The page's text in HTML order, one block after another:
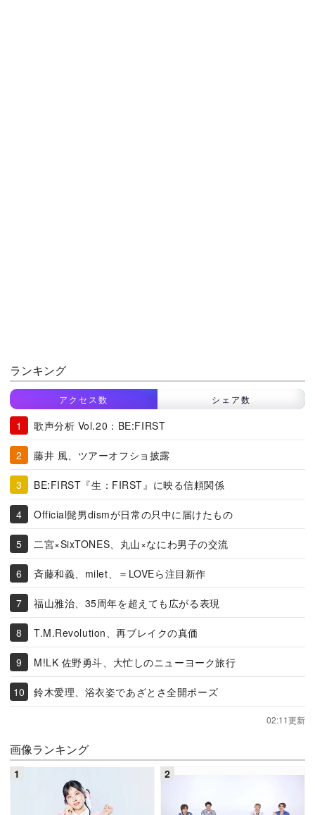
ランキング
アクセス数 シェア数
歌声分析 Vol.20：BE:FIRST
藤井 風、ツアーオフショ披露
BE:FIRST『生：FIRST』に映る信頼関係
Official髭男dismが日常の只中に届けたもの
二宮×SixTONES、丸山×なにわ男子の交流
斉藤和義、milet、＝LOVEら注目新作
福山雅治、35周年を超えても広がる表現
T.M.Revolution、再ブレイクの真価
M!LK 佐野勇斗、大忙しのニューヨーク旅行
鈴木愛理、浴衣姿であざとさ全開ポーズ
02:11更新
画像ランキング